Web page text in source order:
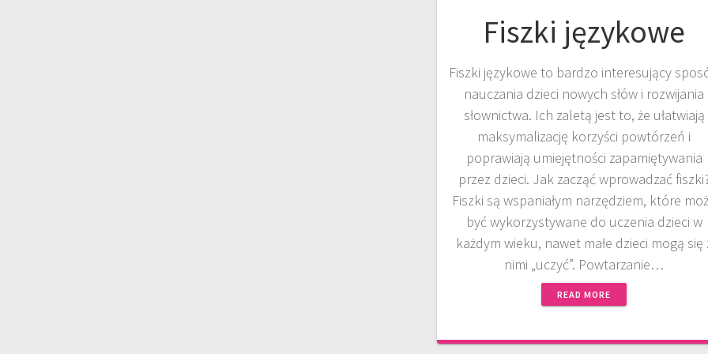
Fiszki językowe
Fiszki językowe to bardzo interesujący
nauczania dzieci nowych słów i rozwijania
słownictwa. Ich zaletą jest to, że ułatwiają
maksymalizację korzyści powtórzeń i
poprawiają umiejętności zapamiętywania
przez dzieci. Jak zacząć wprowadzać
Fiszki są wspaniałym narzędziem, które
być wykorzystywane do uczenia dzieci w
każdym wieku, nawet małe dzieci mogą się
nimi „uczyć”. Powtarzanie…
READ MORE